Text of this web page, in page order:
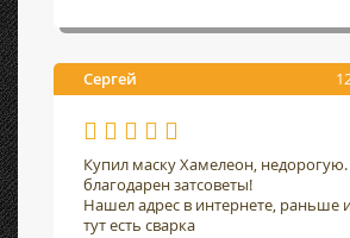
Сергей
Купил маску Хамелеон,
благодарен затсоветы!
Нашел адрес в интернете, раньше
тут есть сварка